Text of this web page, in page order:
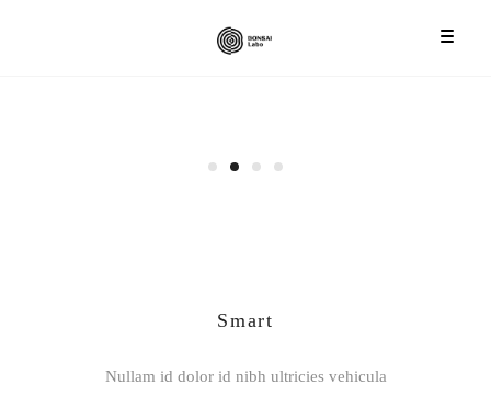
Smart
Nullam id dolor id nibh ultricies vehicula